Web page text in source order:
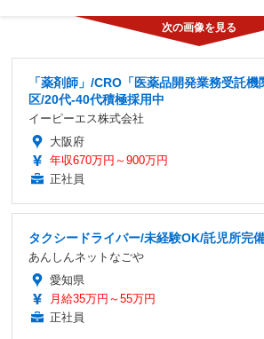
「薬剤師」/CRO「医薬品開発業務受託機
区/20代-40代積極採用中
イーピーエス株式会社
大阪府
年収670万円～900万円
正社員
タクシードライバー/未経験OK/託児所完
あんしんネットなごや
愛知県
月給35万円～55万円
正社員